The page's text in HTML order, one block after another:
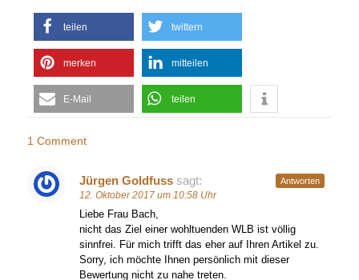
teilen twittern
merken mitteilen
E-Mail teilen
1 Comment
Jürgen Goldfuss sagt:
12. Oktober 2017 um 10:58 Uhr
Liebe Frau Bach,
nicht das Ziel einer wohltuenden WLB ist völlig
sinnfrei. Für mich trifft das eher auf Ihren Artikel zu.
Sorry, ich möchte Ihnen persönlich mit dieser
Bewertung nicht zu nahe treten.
Antworten